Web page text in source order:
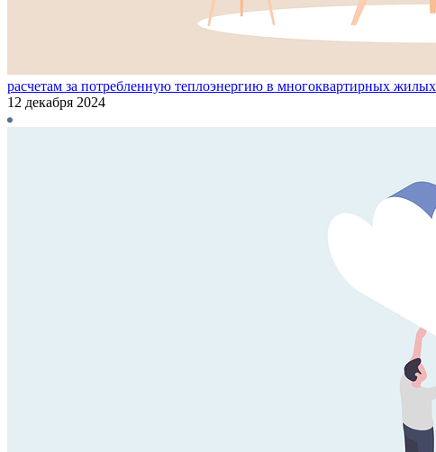
расчетам за потребленную теплоэнергию в многоквартирных
12 декабря 2024